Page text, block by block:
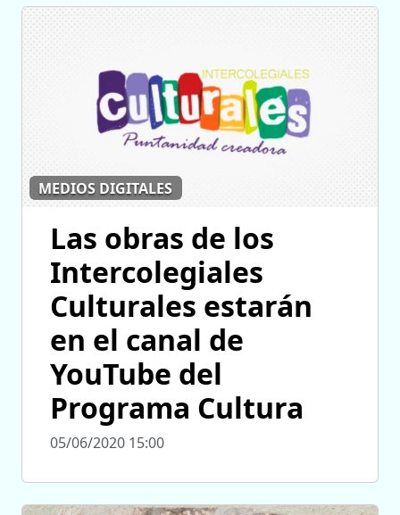
MEDIOS DIGITALES
Las obras de los
Intercolegiales
Culturales estarán
en el canal de
YouTube del
Programa Cultura
05/06/2020 15:00